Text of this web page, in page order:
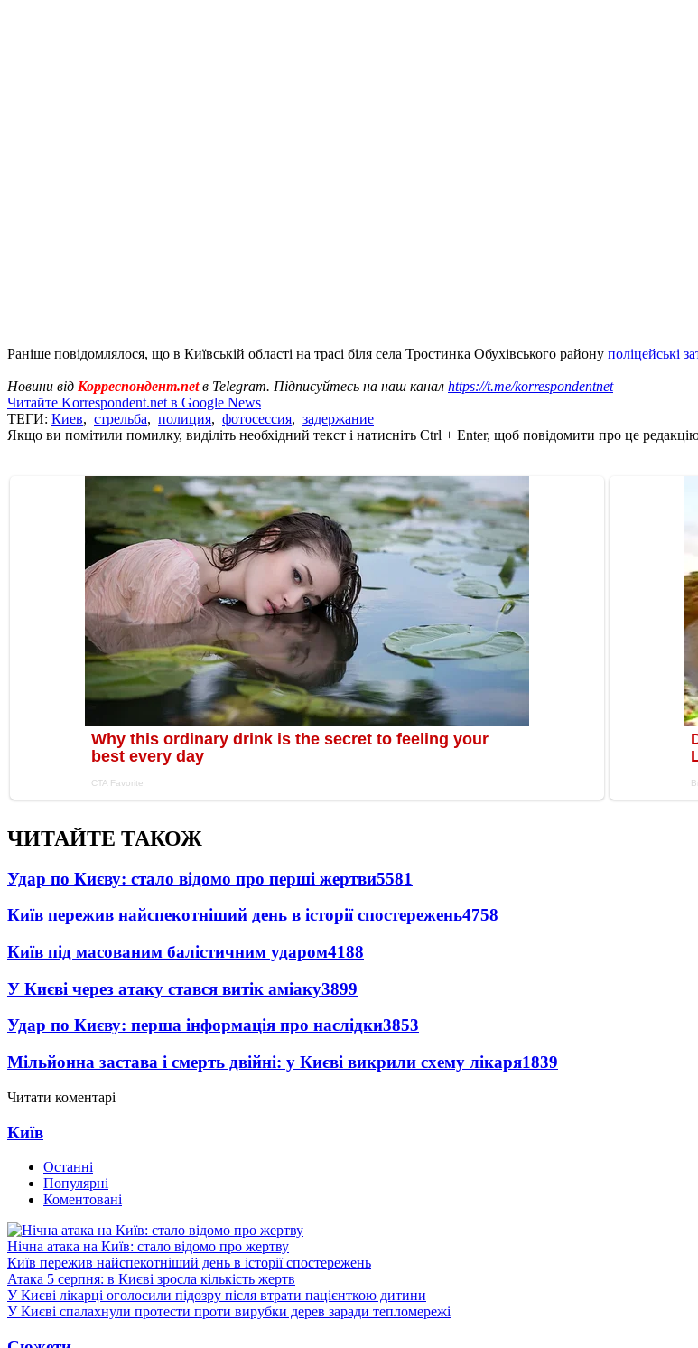
Раніше повідомлялося, що в Київській області на трасі біля села Тростинка Обухівського району поліцейські
Новини від Корреспондент.netв Telegram. Підписуйтесь на наш канал https://t.me/korrespondentnet
Читайте Korrespondent.net в Google News
ТЕГИ: Киев, стрельба, полиция, фотосессия, задержание
Якщо ви помітили помилку, виділіть необхідний текст і натисніть Ctrl + Enter, щоб повідомити про це
ЧИТАЙТЕ ТАКОЖ
Удар по Києву: стало відомо про перші жертви5581
Київ пережив найспекотніший день в історії спостережень4758
Київ під масованим балістичним ударом4188
У Києві через атаку стався витік аміаку3899
Удар по Києву: перша інформація про наслідки3853
Мільйонна застава і смерть двійні: у Києві викрили схему лікаря1839
Читати коментарі
Київ
Останні
Популярні
Коментовані
Нічна атака на Київ: стало відомо про жертву
Київ пережив найспекотніший день в історії спостережень
Атака 5 серпня: в Києві зросла кількість жертв
У Києві лікарці оголосили підозру після втрати пацієнткою дитини
У Києві спалахнули протести проти вирубки дерев заради тепломережі